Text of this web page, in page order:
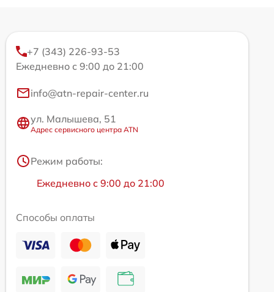
+7 (343) 226-93-53
Ежедневно с 9:00 до 21:00
info@atn-repair-center.ru
ул. Малышева, 51
Адрес сервисного центра ATN
Режим работы:
Ежедневно с 9:00 до 21:00
Способы оплаты